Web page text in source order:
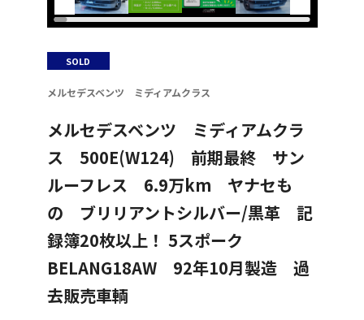
SOLD
メルセデスベンツ ミディアムクラス
メルセデスベンツ ミディアムクラ
ス 500E(W124) 前期最終 サン
ルーフレス 6.9万km ヤナセも
の ブリリアントシルバー/黒革 記
録簿20枚以上！ 5スポーク
BELANG18AW 92年10月製造 過
去販売車輌